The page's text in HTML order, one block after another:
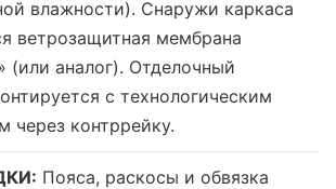
влажности). Снаружи каркаса
ветрозащитная мембрана
(или аналог). Отделочный
с технологическим
через контррейку.
Пояса, раскосы и обвязка